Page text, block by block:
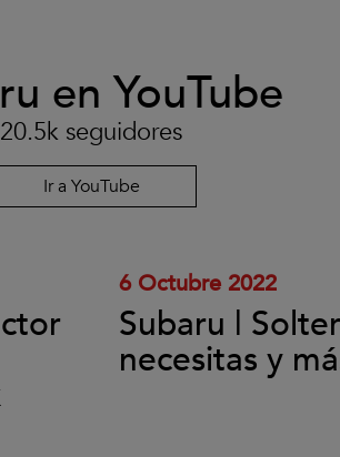
en YouTube
20.5k seguidores
Ir a YouTube
Clic
para
aceptar
las
cookies
y
reproducir
6 Octubre 2022
Subaru |
necesitas y